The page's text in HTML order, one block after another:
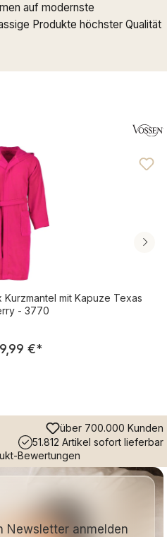
auf modernste
Produkte höchster Qualität
von 4.14 von 5 Sternen
mit Kapuze Texas
- 3770
Regulärer Preis:
€*
über 700.000 Kunden
51.812 Artikel sofort lieferbar
Bewertungen
Newsletter anmelden